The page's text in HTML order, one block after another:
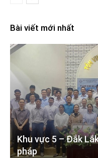
Bài viết mới nhất
Khu vực 5 – Đắk
pháp